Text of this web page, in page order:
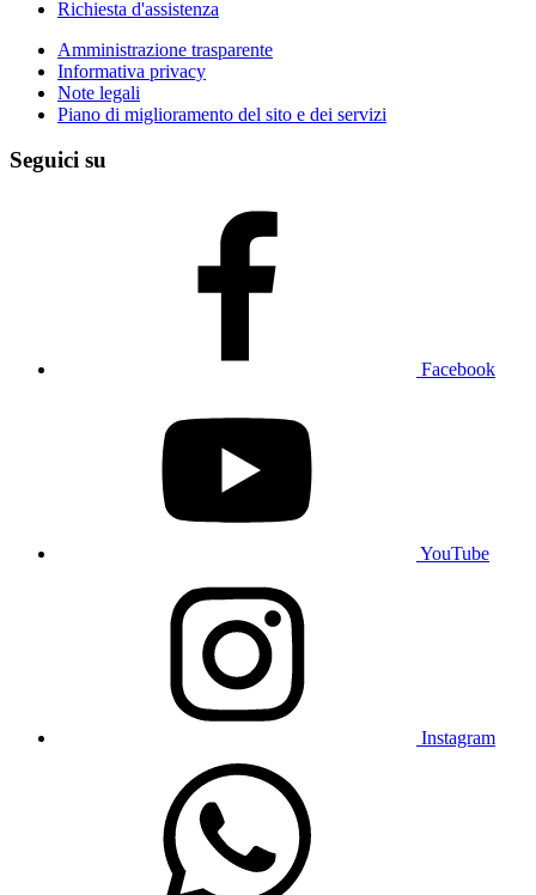
Richiesta d'assistenza
Amministrazione trasparente
Informativa privacy
Note legali
Piano di miglioramento del sito e dei servizi
Seguici su
Facebook
YouTube
Instagram